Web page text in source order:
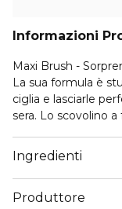
Informazioni
Maxi Brush -
La sua formula è
ciglia e lasciarle
sera. Lo scovolino
sforzo. Setole in
con delicatezza e
finitura nera intensa.
Ingredienti
Produttore